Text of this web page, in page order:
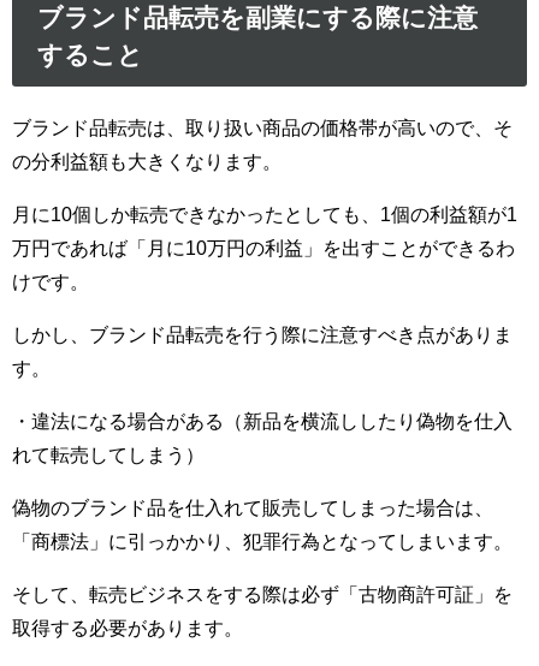
ブランド品転売を副業にする際に注意
すること
ブランド品転売は、取り扱い商品の価格帯が高いので、そ
の分利益額も大きくなります。
月に10個しか転売できなかったとしても、1個の利益額が1
万円であれば「月に10万円の利益」を出すことができるわ
けです。
しかし、ブランド品転売を行う際に注意すべき点がありま
す。
・違法になる場合がある（新品を横流ししたり偽物を仕入
れて転売してしまう）
偽物のブランド品を仕入れて販売してしまった場合は、
「商標法」に引っかかり、犯罪行為となってしまいます。
そして、転売ビジネスをする際は必ず「古物商許可証」を
取得する必要があります。